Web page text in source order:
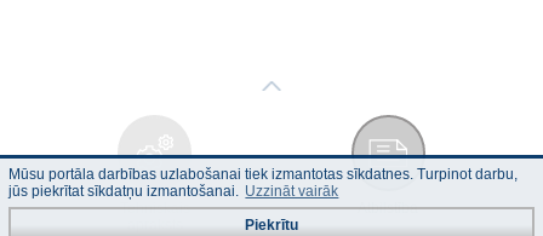
Tehniskais
Atbilstība
Mūsu portāla darbības uzlabošanai tiek izmantotas sīkdatnes. Turpinot darbu,
jūs piekrītat sīkdatņu izmantošanai. Uzzināt vairāk
Piekrītu